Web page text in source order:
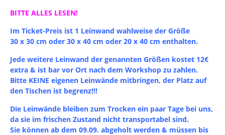
BITTE ALLES LESEN!
Im Ticket-Preis ist 1 Leinwand wahlweise der Größe
30 x 30 cm oder 30 x 40 cm oder 20 x 40 cm enthalten.
Jede weitere Leinwand der genannten Größen kostet 12€
extra & ist bar vor Ort nach dem Workshop zu zahlen.
Bitte KEINE eigenen Leinwände mitbringen, der Platz auf
den Tischen ist begrenz!!!
Die Leinwände bleiben zum Trocken ein paar Tage bei uns,
da sie im frischen Zustand nicht transportabel sind.
Sie können ab dem 09.09. abgeholt werden & müssen bis